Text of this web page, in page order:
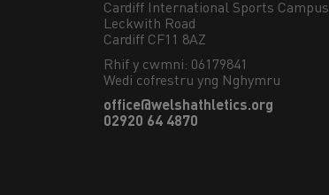
Cardiff International Sports Campus
Leckwith Road
Cardiff CF11 8AZ
Rhif y cwmni: 06179841
Wedi cofrestru yng Nghymru
office@welshathletics.org
02920 64 4870